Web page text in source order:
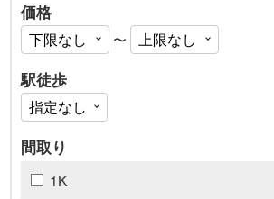
価格
〜
駅徒歩
間取り
1K